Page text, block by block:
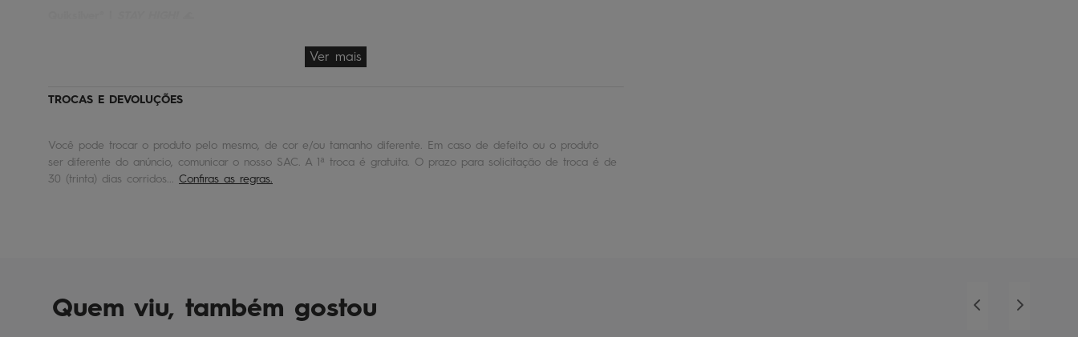
Ver mais
TROCAS E DEVOLUÇÕES
Você pode trocar o produto pelo mesmo, de cor e/ou tamanho diferente. Em caso de defeito ou o produto
ser diferente do anúncio, comunicar o nosso SAC. A 1ª troca é gratuita. O prazo para solicitação de troca é de
30 (trinta) dias corridos... Confiras as regras.
Quem viu, também gostou